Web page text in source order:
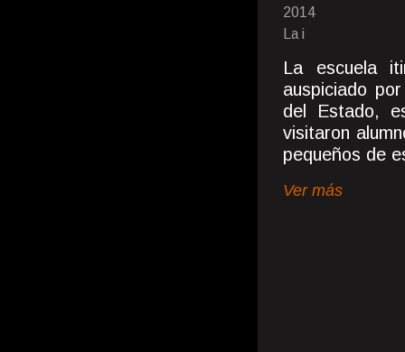
2014
La i
La escuela
auspiciado
del Estado,
visitaron
pequeños de
Ver más